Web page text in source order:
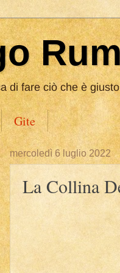
di fare ciò che è giusto
Gite
mercoledì 6 luglio 2022
La Collina